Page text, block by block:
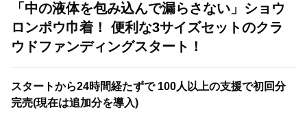
「中の液体を包み込んで漏らさない」ショウ
ロンポウ巾着！ 便利な3サイズセットのクラ
ウドファンディングスタート！
スタートから24時間経たずで 100人以上の支援で初回分
完売(現在は追加分を導入)